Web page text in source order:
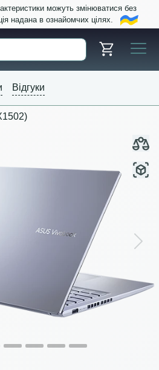
можуть змінюватися без
надана в ознайомчих цілях.
Відгуки
Next